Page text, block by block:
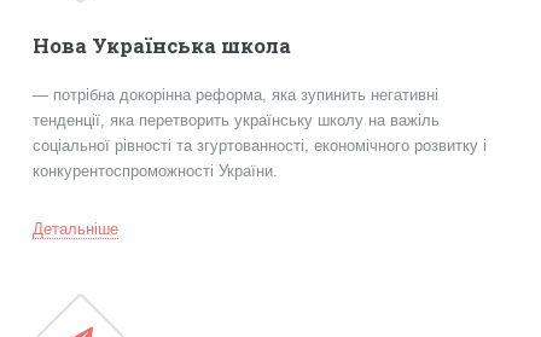
Нова Українська школа
— потрібна докорінна реформа, яка зупинить негативні
тенденції, яка перетворить українську школу на важіль
соціальної рівності та згуртованності, економічного розвитку і
конкурентоспроможності України.
Детальніше